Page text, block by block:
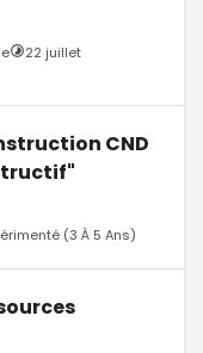
22 juillet
CND
(3 À 5 Ans)